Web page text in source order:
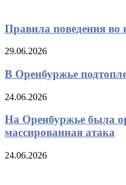
Правила поведения во
29.06.2026
В Оренбуржье
24.06.2026
На Оренбуржье была
массированная атака
24.06.2026